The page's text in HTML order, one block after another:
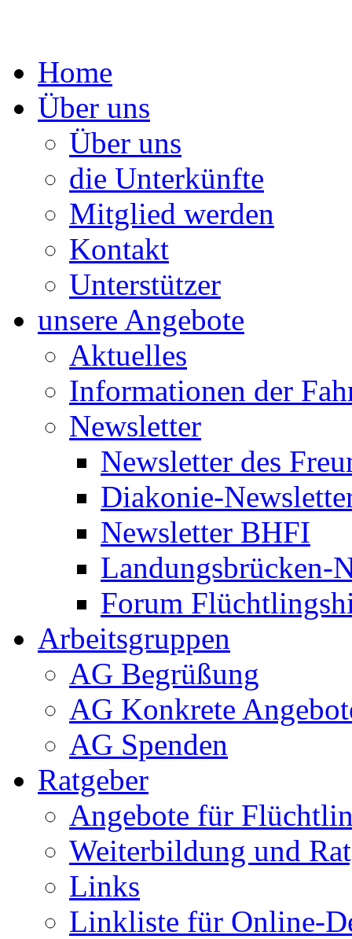
Springe
zum
Home
Über uns
Über uns
die Unterkünfte
Mitglied werden
Kontakt
Unterstützer
unsere Angebote
Aktuelles
Informationen der
Newsletter
Newsletter des
Diakonie-
Newsletter BHFI
Landungsbrücken-
Forum
Arbeitsgruppen
AG Begrüßung
AG Konkrete
AG Spenden
Ratgeber
Angebote für
Weiterbildung und
Links
Linkliste für Online-